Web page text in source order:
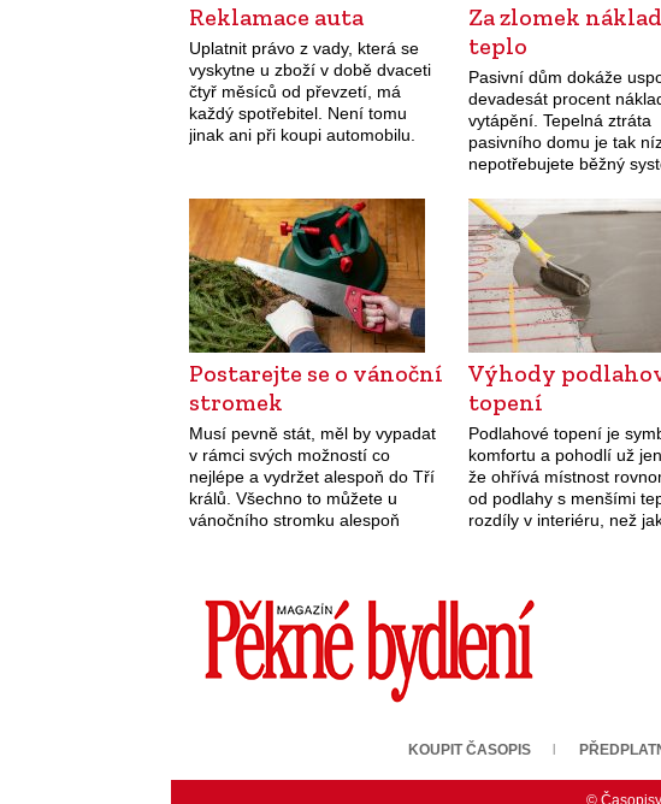
Reklamace auta
Uplatnit právo z vady, která se
vyskytne u zboží v době dvaceti
čtyř měsíců od převzetí, má
každý spotřebitel. Není tomu
jinak ani při koupi automobilu.
Za zlomek
teplo
Pasivní dům dokáže
devadesát procent
vytápění. Tepelná ztráta
pasivního domu je tak
nepotřebujete běžný
slunce, pohybu lidí v
elektrických spotřebičů
vytopí…
Postarejte se o vánoční
stromek
Musí pevně stát, měl by vypadat
v rámci svých možností co
nejlépe a vydržet alespoň do Tří
králů. Všechno to můžete u
vánočního stromku alespoň
Výhody
topení
Podlahové topení je
komfortu a pohodlí už
že ohřívá místnost
od podlahy s menšími
rozdíly v interiéru, než
KOUPIT ČASOPIS
©